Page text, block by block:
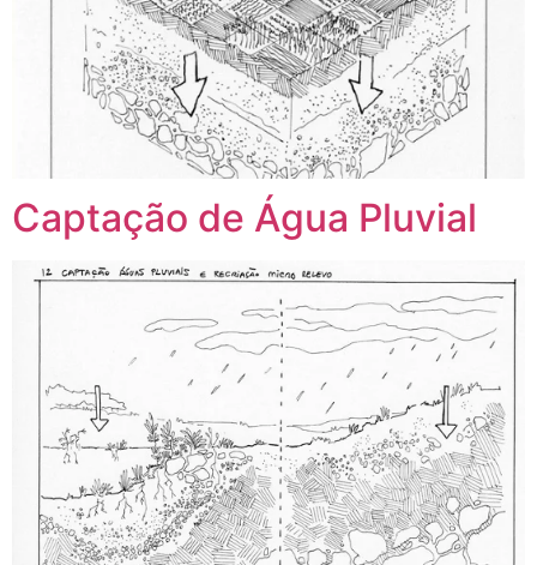
Captação de Água Pluvial